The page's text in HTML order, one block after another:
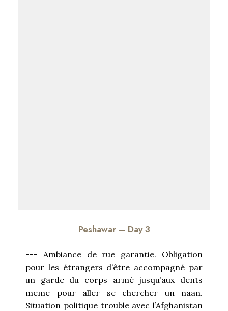
Peshawar – Day 3
--- Ambiance de rue garantie. Obligation
pour les étrangers d’être accompagné par
un garde du corps armé jusqu’aux dents
meme pour aller se chercher un naan.
Situation politique trouble avec l’Afghanistan